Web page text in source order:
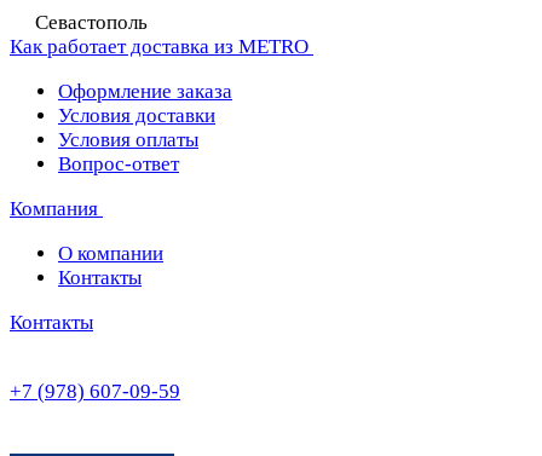
Севастополь
Как работает доставка из METRO
Оформление заказа
Условия доставки
Условия оплаты
Вопрос-ответ
Компания
О компании
Контакты
Контакты
+7 (978) 607-09-59